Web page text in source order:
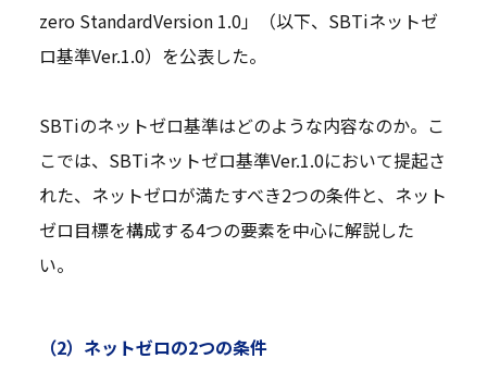
zero StandardVersion 1.0」（以下、SBTiネットゼ
ロ基準Ver.1.0）を公表した。
SBTiのネットゼロ基準はどのような内容なのか。こ
こでは、SBTiネットゼロ基準Ver.1.0において提起さ
れた、ネットゼロが満たすべき2つの条件と、ネット
ゼロ目標を構成する4つの要素を中心に解説した
い。
（2）ネットゼロの2つの条件